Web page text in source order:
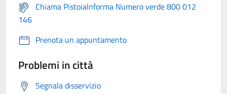
Chiama PistoiaInforma Numero verde 800 012
146
Prenota un appuntamento
Problemi in città
Segnala disservizio